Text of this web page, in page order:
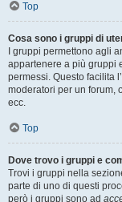
Top
Cosa sono i gruppi di
I gruppi permettono agli
appartenere a più gruppi
permessi. Questo facilita
moderatori per un forum,
ecc.
Top
Dove trovo i gruppi e
Trovi i gruppi nella
parte di uno di questi
però i gruppi sono ad